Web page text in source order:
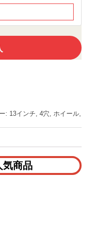
: 13インチ 4穴 ホイール
気商品